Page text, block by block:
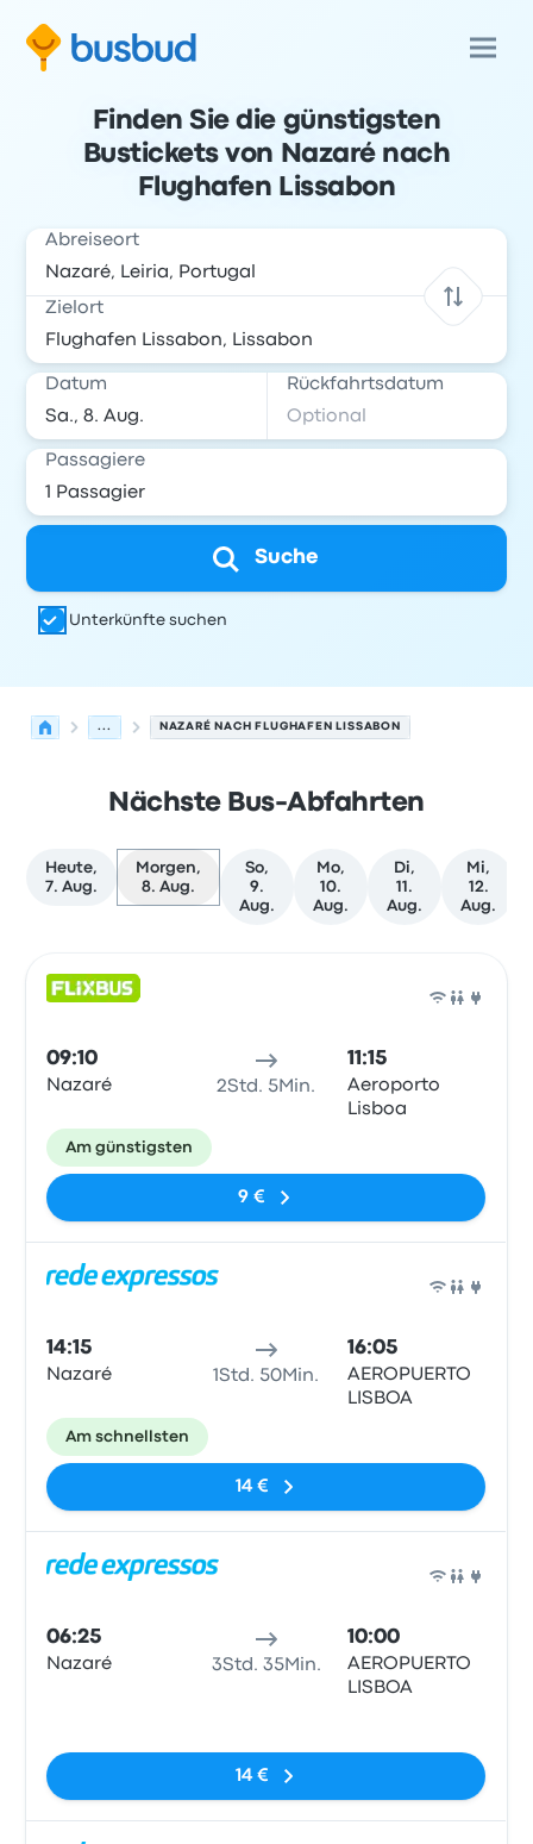
Finden Sie die günstigsten
Bustickets von Nazaré nach
Flughafen Lissabon
Abreiseort
Zielort
Datum Rückfahrtsdatum
Passagiere
Suche
Unterkünfte suchen
... NAZARÉ NACH FLUGHAFEN LISSABON
Nächste Bus-Abfahrten
Heute,
7. Aug.
Morgen,
8. Aug.
So,
9.
Aug.
Mo,
10.
Aug.
Di,
11.
Aug.
Mi,
12.
Aug.
09:10
Nazaré 2Std. 5Min.
11:15
Aeroporto
Lisboa
Am günstigsten
9 €
14:15
Nazaré 1Std. 50Min.
16:05
AEROPUERTO
LISBOA
Am schnellsten
14 €
06:25
Nazaré 3Std. 35Min.
10:00
AEROPUERTO
LISBOA
14 €